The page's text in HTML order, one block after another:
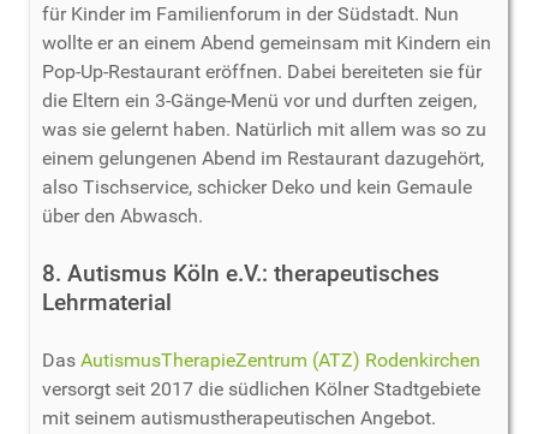
für Kinder im Familienforum in der Südstadt. Nun
wollte er an einem Abend gemeinsam mit Kindern ein
Pop-Up-Restaurant eröffnen. Dabei bereiteten sie für
die Eltern ein 3-Gänge-Menü vor und durften zeigen,
was sie gelernt haben. Natürlich mit allem was so zu
einem gelungenen Abend im Restaurant dazugehört,
also Tischservice, schicker Deko und kein Gemaule
über den Abwasch.
8. Autismus Köln e.V.: therapeutisches
Lehrmaterial
Das AutismusTherapieZentrum (ATZ) Rodenkirchen
versorgt seit 2017 die südlichen Kölner Stadtgebiete
mit seinem autismustherapeutischen Angebot.